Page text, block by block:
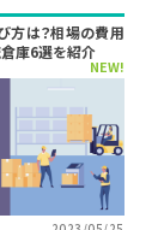
方は？相場の費用
庫6選を紹介
NEW!